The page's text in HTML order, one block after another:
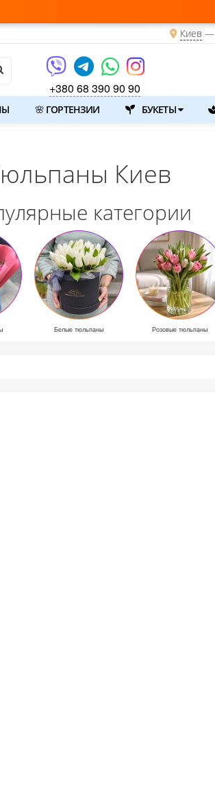
Киев—
+380 68 390 90 90
🌸 ГОРТЕНЗИИ БУКЕТЫ
Киев
категории
Белые тюльпаны Розовые тюльпаны